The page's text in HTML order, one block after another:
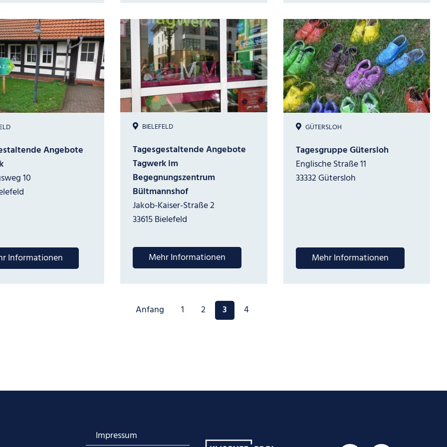
Angebote
10
Informationen
BIELEFELD
Tagesgestaltende Angebote
Tagwerk im
Begegnungszentrum
Bültmannshof
Jakob-Kaiser-Straße 2
33615 Bielefeld
Mehr Informationen
GÜTERSLOH
Tagesgruppe Gütersloh
Englische Straße 11
33332 Gütersloh
Mehr Informationen
Anfang 1 2 3 4
Impressum